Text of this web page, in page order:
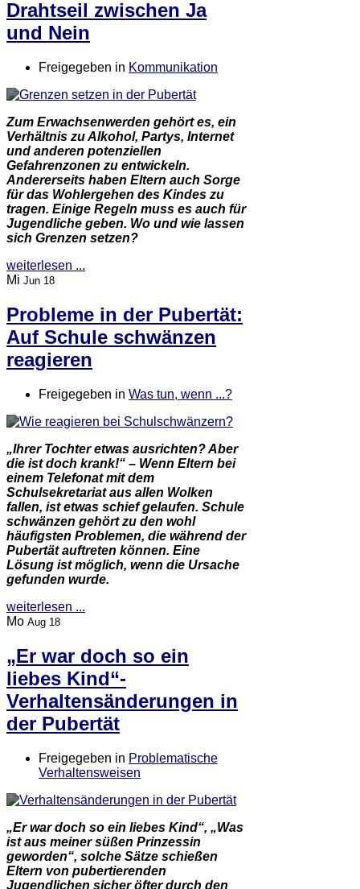
Drahtseil zwischen Ja
und Nein
Freigegeben in Kommunikation
Zum Erwachsenwerden gehört es, ein
Verhältnis zu Alkohol, Partys, Internet
und anderen potenziellen
Gefahrenzonen zu entwickeln.
Andererseits haben Eltern auch Sorge
für das Wohlergehen des Kindes zu
tragen. Einige Regeln muss es auch für
Jugendliche geben. Wo und wie lassen
sich Grenzen setzen?
weiterlesen ...
Mi Jun 18
Probleme in der Pubertät:
Auf Schule schwänzen
reagieren
Freigegeben in Was tun, wenn ...?
„Ihrer Tochter etwas ausrichten? Aber
die ist doch krank!“ – Wenn Eltern bei
einem Telefonat mit dem
Schulsekretariat aus allen Wolken
fallen, ist etwas schief gelaufen. Schule
schwänzen gehört zu den wohl
häufigsten Problemen, die während der
Pubertät auftreten können. Eine
Lösung ist möglich, wenn die Ursache
gefunden wurde.
weiterlesen ...
Mo Aug 18
„Er war doch so ein
liebes Kind“-
Verhaltensänderungen in
der Pubertät
Freigegeben in Problematische
Verhaltensweisen
„Er war doch so ein liebes Kind“, „Was
ist aus meiner süßen Prinzessin
geworden“, solche Sätze schießen
Eltern von pubertierenden
Jugendlichen sicher öfter durch den